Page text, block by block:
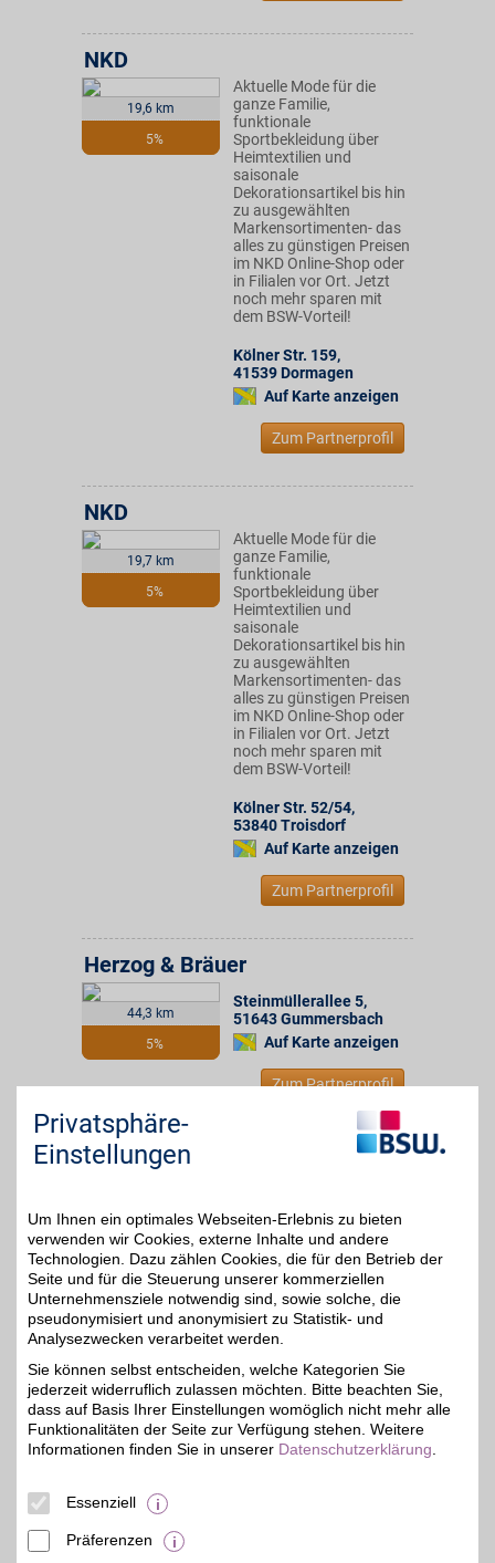
19,6 km
5%
NKD
Aktuelle Mode für die
ganze Familie,
funktionale
Sportbekleidung über
Heimtextilien und
saisonale
Dekorationsartikel bis hin
zu ausgewählten
Markensortimenten- das
alles zu günstigen Preisen
im NKD Online-Shop oder
in Filialen vor Ort. Jetzt
noch mehr sparen mit
dem BSW-Vorteil!
Kölner Str. 159,
41539 Dormagen
Auf Karte anzeigen
Zum Partnerprofil
19,7 km
5%
NKD
Aktuelle Mode für die
ganze Familie,
funktionale
Sportbekleidung über
Heimtextilien und
saisonale
Dekorationsartikel bis hin
zu ausgewählten
Markensortimenten- das
alles zu günstigen Preisen
im NKD Online-Shop oder
in Filialen vor Ort. Jetzt
noch mehr sparen mit
dem BSW-Vorteil!
Kölner Str. 52/54,
53840Troisdorf
Auf Karte anzeigen
Zum Partnerprofil
44,3 km
5%
Herzog & Bräuer
Steinmüllerallee 5,
51643Gummersbach
Auf Karte anzeigen
Zum Partnerprofil
5%
NKD
funktionale
Sportbekleidung über
Heimtextilien und
saisonale
Dekorationsartikel bis hin
zu ausgewählten
Markensortimenten- das
alles zu günstigen Preisen
im NKD Online-Shop oder
in Filialen vor Ort. Jetzt
noch mehr sparen mit
dem BSW-Vorteil!
Kölner Str. 16,
Privatsphäre-
Einstellungen
Um Ihnen ein optimales Webseiten-Erlebnis zu bieten
verwenden wir Cookies, externe Inhalte und andere
Technologien. Dazu zählen Cookies, die für den Betrieb der
Seite und für die Steuerung unserer kommerziellen
Unternehmensziele notwendig sind, sowie solche, die
pseudonymisiert und anonymisiert zu Statistik- und
Analysezwecken verarbeitet werden.
Sie können selbst entscheiden, welche Kategorien Sie
jederzeit widerruflich zulassen möchten. Bitte beachten Sie,
dass auf Basis Ihrer Einstellungen womöglich nicht mehr alle
Funktionalitäten der Seite zur Verfügung stehen. Weitere
Informationen finden Sie in unserer Datenschutzerklärung
Essenziell
Präferenzen